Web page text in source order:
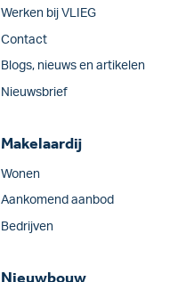
Werken bij VLIEG
Contact
Blogs, nieuws en artikelen
Nieuwsbrief
Makelaardij
Wonen
Aankomend aanbod
Bedrijven
Nieuwbouw